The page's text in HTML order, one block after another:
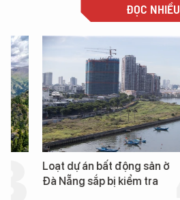
ĐỌC NHIỀU
Loạt dự án bất động sản ở
Đà Nẵng sắp bị kiểm tra